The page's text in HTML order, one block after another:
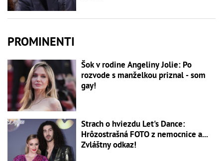
PROMINENTI
Šok v rodine Angeliny Jolie: Po
rozvode s manželkou priznal - som
gay!
Strach o hviezdu Let's Dance:
Hrôzostrašná FOTO z nemocnice a...
Zvláštny odkaz!